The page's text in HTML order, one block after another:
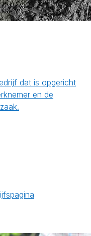
dat is opgericht
en de